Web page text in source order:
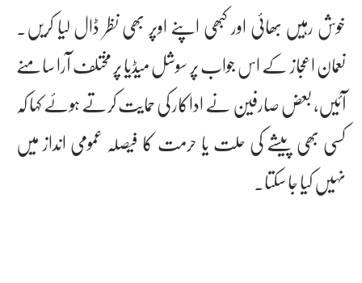
خوش رہیں بھائی اور کبھی اپنے اوپر بھی نظر ڈال لیا کریں۔
نعمان اعجاز کے اس جواب پر سوشل میڈیا پر مختلف آرا سامنے
آئیں، بعض صارفین نے اداکار کی حمایت کرتے ہوئے کہا کہ
کسی بھی پیشے کی حلت یا حرمت کا فیصلہ عمومی انداز میں
نہیں کیا جا سکتا۔